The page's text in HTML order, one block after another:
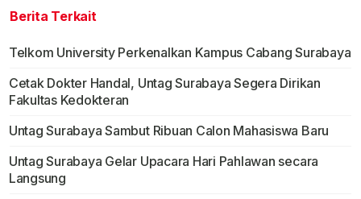
Berita Terkait
Telkom University Perkenalkan Kampus Cabang Surabaya
Cetak Dokter Handal, Untag Surabaya Segera Dirikan
Fakultas Kedokteran
Untag Surabaya Sambut Ribuan Calon Mahasiswa Baru
Untag Surabaya Gelar Upacara Hari Pahlawan secara
Langsung